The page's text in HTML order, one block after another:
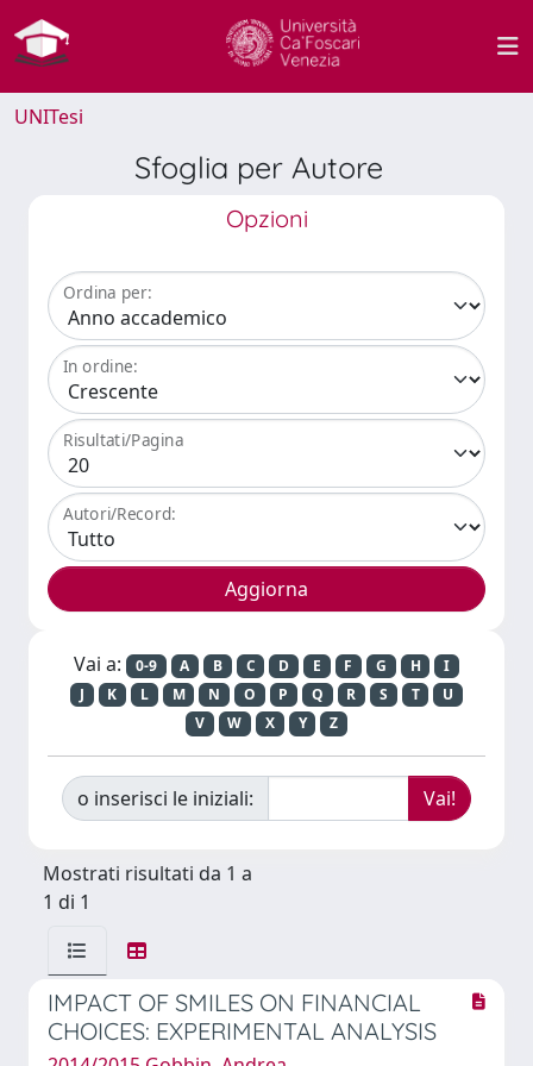
UNITesi
Sfoglia per Autore
Opzioni
Ordina per:
In ordine:
Risultati/Pagina
Autori/Record:
Vai a: 0-9 A B C D E F G H
I
J
K L M N O P Q R S T
U
V
W X Y Z
o inserisci le iniziali:
Mostrati risultati da 1 a
1 di 1
IMPACT OF SMILES ON FINANCIAL
CHOICES: EXPERIMENTAL ANALYSIS